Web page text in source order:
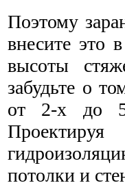
Поэтому
внесите это
высоты
забудьте о
от 2-х до
потолки и